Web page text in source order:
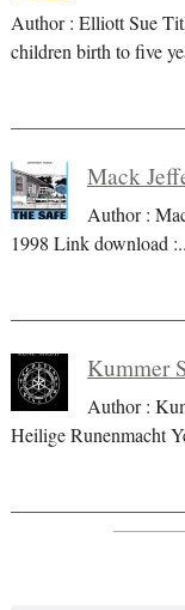
Author : Elliott Sue
children birth to five
Mack
Author :
1998 Link download :
Kummer
Author :
Heilige Runenmacht